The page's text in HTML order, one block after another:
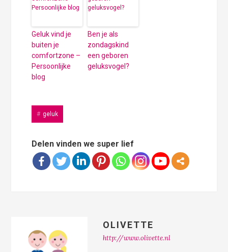
Geluk vind je
buiten je
comfortzone –
Persoonlijke
blog
Ben je als
zondagskind
een geboren
geluksvogel?
geluk
Delen vinden we super lief
OLIVETTE
http://www.olivette.nl